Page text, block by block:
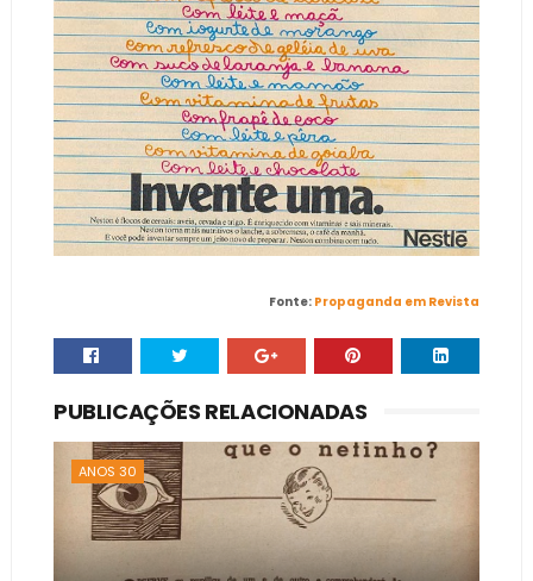
Fonte: Propaganda em Revista
PUBLICAÇÕES RELACIONADAS
ANOS 30